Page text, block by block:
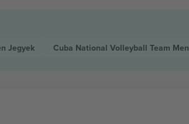
Jegyek Cuba National Volleyball Team Men